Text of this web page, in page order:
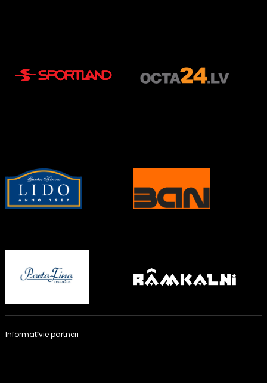
Informatīvie partneri